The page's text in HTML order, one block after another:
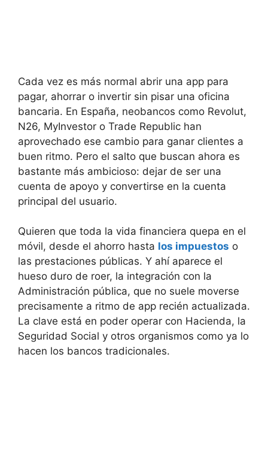
Cada vez es más normal abrir una app para
pagar, ahorrar o invertir sin pisar una oficina
bancaria. En España, neobancos como Revolut,
N26, MyInvestor o Trade Republic han
aprovechado ese cambio para ganar clientes a
buen ritmo. Pero el salto que buscan ahora es
bastante más ambicioso: dejar de ser una
cuenta de apoyo y convertirse en la cuenta
principal del usuario.
Quieren que toda la vida financiera quepa en el
móvil, desde el ahorro hasta los impuestos o
las prestaciones públicas. Y ahí aparece el
hueso duro de roer, la integración con la
Administración pública, que no suele moverse
precisamente a ritmo de app recién actualizada.
La clave está en poder operar con Hacienda, la
Seguridad Social y otros organismos como ya lo
hacen los bancos tradicionales.